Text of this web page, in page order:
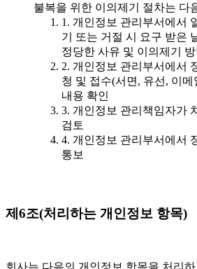
불복을 위한 이의제기 절차는 다
1. 개인정보 관리부서에서
기 또는 거절 시 요구 받은
정당한 사유 및 이의제기 방
2. 개인정보 관리부서에서
청 및 접수(서면, 유선, 이
내용 확인
3. 개인정보 관리책임자가
검토
4. 개인정보 관리부서에서
통보
제6조(처리하는 개인정보 항목)
회사는 다음의 개인정보 항목을 처리하